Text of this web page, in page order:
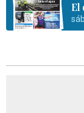
El